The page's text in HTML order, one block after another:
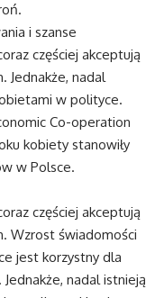
i szanse
częściej akceptują
Jednakże, nadal
w polityce.
Co-operation
kobiety stanowiły
w Polsce.
częściej akceptują
Wzrost świadomości
jest korzystny dla
nadal istnieją